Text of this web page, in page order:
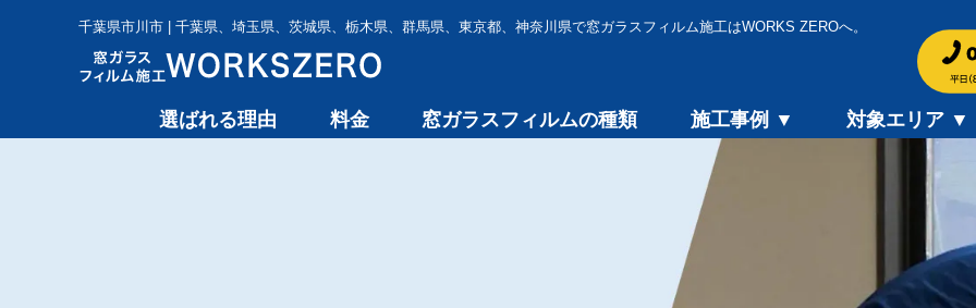
千葉県市川市 | 千葉県、埼玉県、茨城県、栃木県、群馬県、東京都、神奈川県で窓ガラスフィルム施工はWORKS ZEROへ。
選ばれる理由 料金 窓ガラスフィルムの種類 施工事例 ▼ 対象エリア ▼